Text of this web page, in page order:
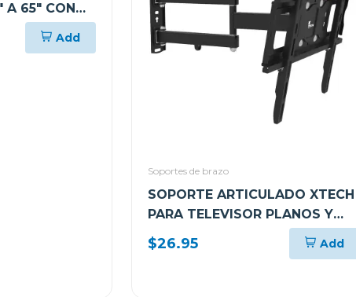
A 65" CON
Add
Soportes de brazo
SOPORTE ARTICULADO XTECH
PARA TELEVISOR PLANOS Y
CURVOS DE 32" A 55" XTA425
$26.95 Add